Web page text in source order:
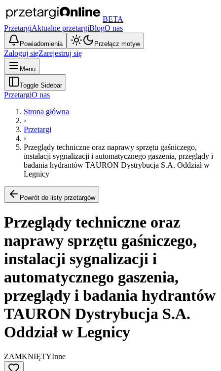
BETA
PrzetargiAktualne przetargiBlogO nas
Powiadomienia Przełącz motyw
Zaloguj sięZarejestruj się
Menu
Toggle Sidebar
PrzetargiO nas
Strona główna
›
Przetargi
›
Przeglądy techniczne oraz naprawy sprzętu gaśniczego,
instalacji sygnalizacji i automatycznego gaszenia, przeglądy i
badania hydrantów TAURON Dystrybucja S.A. Oddział w
Legnicy
Powrót do listy przetargów
Przeglądy techniczne oraz
naprawy sprzętu gaśniczego,
instalacji sygnalizacji i
automatycznego gaszenia,
przeglądy i badania hydrantów
TAURON Dystrybucja S.A.
Oddział w Legnicy
ZAMKNIĘTYInne